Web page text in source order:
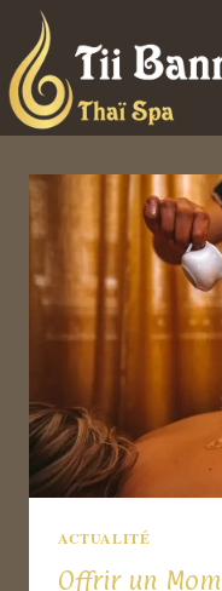
ACTUALITÉ
Offrir un